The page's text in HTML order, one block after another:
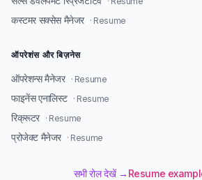
कस्टमर सक्सेस मैनेजर · Resume
ऑपरेशंस और बिज़नेस
ऑपरेशन्स मैनेजर · Resume
फाइनेंस एनालिस्ट · Resume
रिक्रूटर · Resume
प्रोजेक्ट मैनेजर · Resume
सभी रोल देखें → Resume